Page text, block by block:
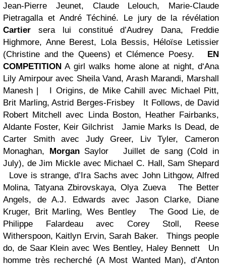
Jean-Pierre Jeunet, Claude Lelouch, Marie-Claude
Pietragalla et André Téchiné.
Le jury de la révélation
Cartier sera lui constitué d’Audrey Dana, Freddie
Highmore, Anne Berest, Lola Bessis, Héloïse Letissier
(Christine and the Queens) et Clémence Poesy.
EN
COMPETITION A girl walks home alone at night, d‘Ana
Lily Amirpour avec Sheila Vand, Arash Marandi, Marshall
Manesh |
I Origins, de Mike Cahill avec Michael Pitt,
Brit Marling, Astrid Berges-Frisbey
It Follows, de David
Robert Mitchell avec Linda Boston, Heather Fairbanks,
Aldante Foster, Keir Gilchrist
Jamie Marks Is Dead, de
Carter Smith
avec Judy Greer, Liv Tyler, Cameron
Monaghan, MorganSaylor
Juillet de sang (Cold in
July), de Jim Mickle avec Michael C. Hall, Sam Shepard
Love is strange, d’Ira Sachs avec John Lithgow, Alfred
Molina, Tatyana Zbirovskaya, Olya Zueva
The Better
Angels, de A.J. Edwards
avec Jason Clarke, Diane
Kruger, Brit Marling, Wes Bentley
The Good Lie, de
Philippe Falardeau
avec Corey Stoll, Reese
Witherspoon, Kaitlyn Ervin, Sarah Baker.
Things people
do, de Saar Klein avec Wes Bentley, Haley Bennett
Un
homme très recherché (A Most Wanted Man), d’Anton